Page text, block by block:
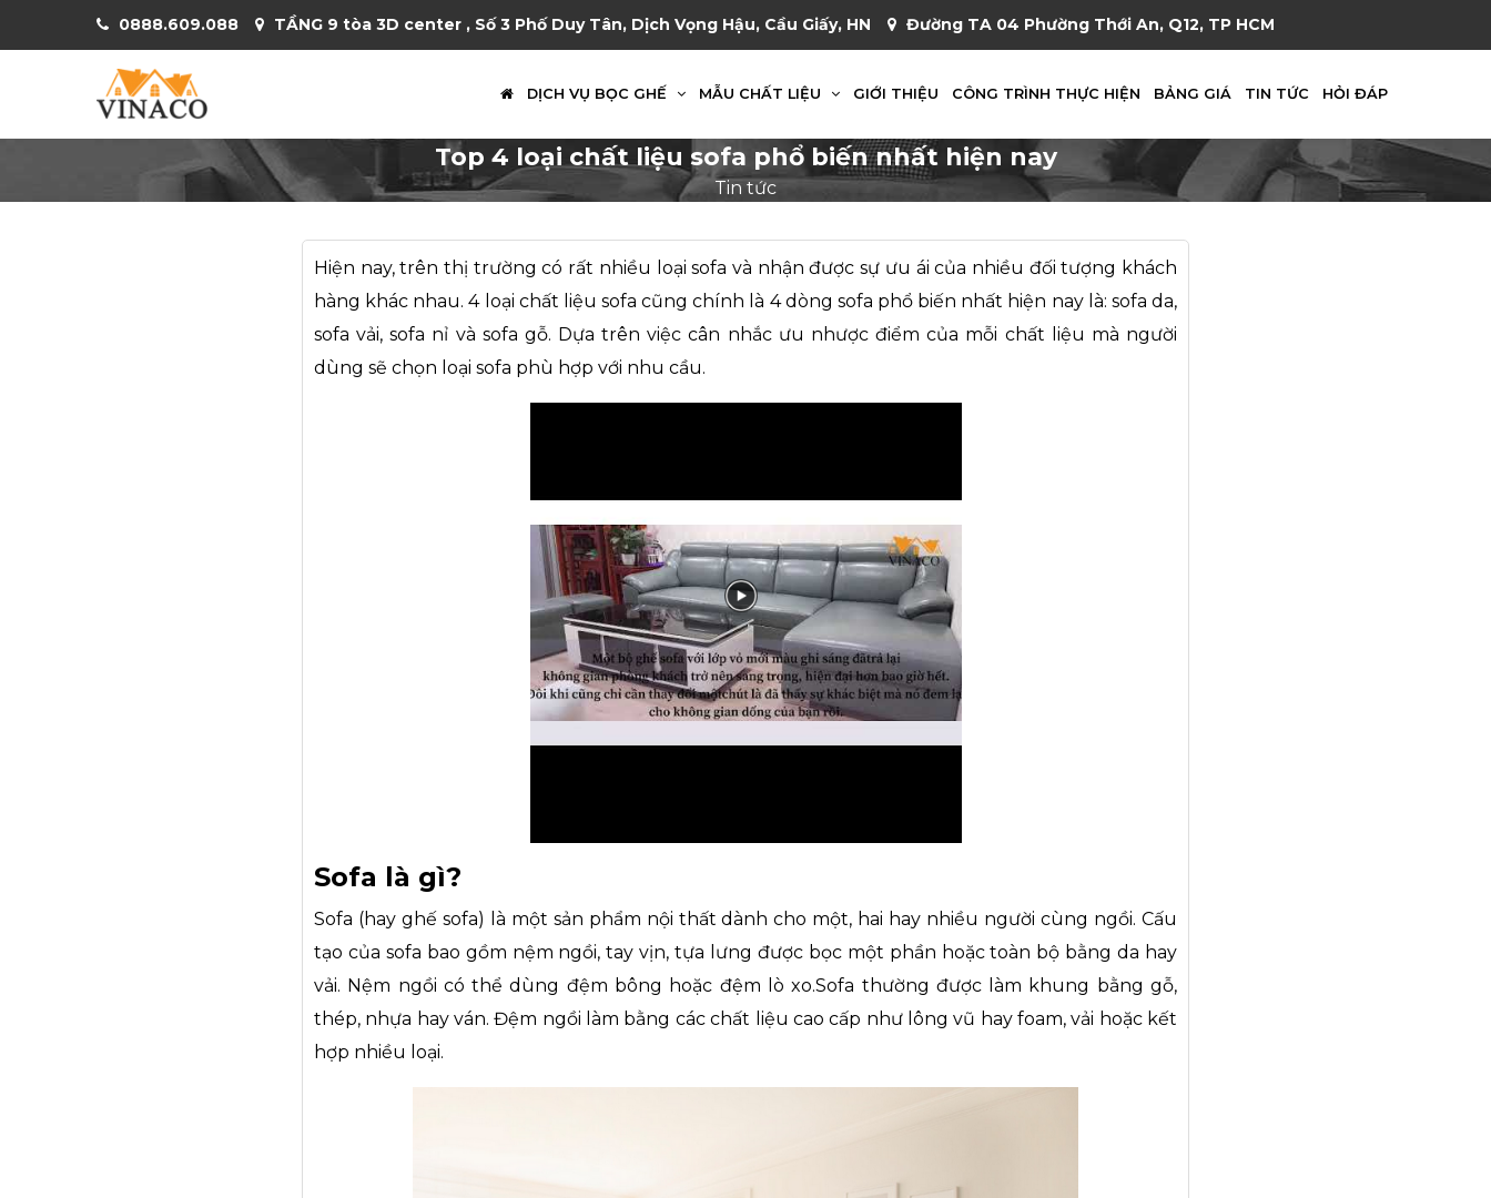
0888.609.088 TẦNG 9 tòa 3D center , Số 3 Phố Duy Tân, Dịch Vọng Hậu, Cầu Giấy, HN Đường TA 04 Phường Thới An, Q12, TP HCM
DỊCH VỤ BỌC GHẾ MẪU CHẤT LIỆU GIỚI THIỆU CÔNG TRÌNH THỰC HIỆN BẢNG GIÁ TIN TỨC HỎI ĐÁP
Top 4 loại chất liệu sofa phổ biến nhất hiện nay
Tin tức
Hiện nay, trên thị trường có rất nhiều loại sofa và nhận được sự ưu ái của nhiều đối tượng khách
hàng khác nhau. 4 loại chất liệu sofa cũng chính là 4 dòng sofa phổ biến nhất hiện nay là: sofa da,
sofa vải, sofa nỉ và sofa gỗ. Dựa trên việc cân nhắc ưu nhược điểm của mỗi chất liệu mà người
dùng sẽ chọn loại sofa phù hợp với nhu cầu.
Sofa là gì?
Sofa (hay ghế sofa) là một sản phẩm nội thất dành cho một, hai hay nhiều người cùng ngồi. Cấu
tạo của sofa bao gồm nệm ngồi, tay vịn, tựa lưng được bọc một phần hoặc toàn bộ bằng da hay
vải. Nệm ngồi có thể dùng đệm bông hoặc đệm lò xo.Sofa thường được làm khung bằng gỗ,
thép, nhựa hay ván. Đệm ngồi làm bằng các chất liệu cao cấp như lông vũ hay foam, vải hoặc kết
hợp nhiều loại.